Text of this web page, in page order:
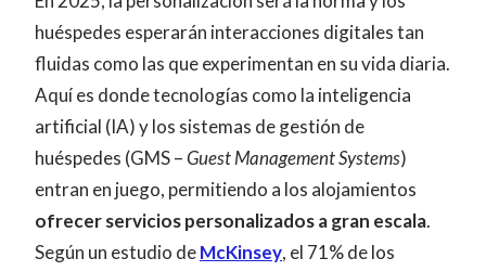
huéspedes esperarán interacciones digitales tan
fluidas como las que experimentan en su vida diaria.
Aquí es donde tecnologías como la inteligencia
artificial (IA) y los sistemas de gestión de
huéspedes (GMS –Guest Management Systems)
entran en juego, permitiendo a los alojamientos
ofrecer servicios personalizados a gran escala.
Según un estudio deMcKinsey, el 71% de los